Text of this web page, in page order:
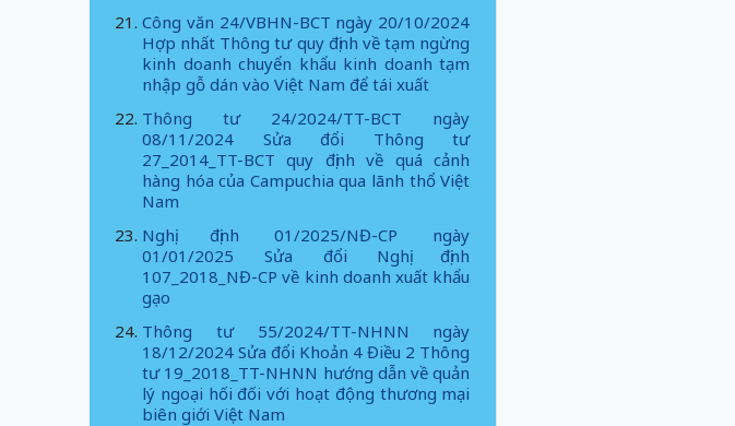
Công văn 24/VBHN-BCT ngày 20/10/2024
Hợp nhất Thông tư quy định về tạm ngừng
kinh doanh chuyển khẩu kinh doanh tạm
nhập gỗ dán vào Việt Nam để tái xuất
Thông tư 24/2024/TT-BCT ngày
08/11/2024 Sửa đổi Thông tư
27_2014_TT-BCT quy định về quá cảnh
hàng hóa của Campuchia qua lãnh thổ Việt
Nam
Nghị định 01/2025/NĐ-CP ngày
01/01/2025 Sửa đổi Nghị định
107_2018_NĐ-CP về kinh doanh xuất khẩu
gạo
Thông tư 55/2024/TT-NHNN ngày
18/12/2024 Sửa đổi Khoản 4 Điều 2 Thông
tư 19_2018_TT-NHNN hướng dẫn về quản
lý ngoại hối đối với hoạt động thương mại
biên giới Việt Nam